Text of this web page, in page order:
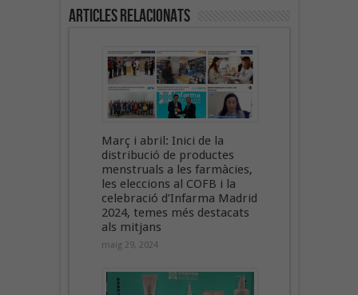
Articles Relacionats
Març i abril: Inici de la
distribució de productes
menstruals a les farmàcies,
les eleccions al COFB i la
celebració d’Infarma Madrid
2024, temes més destacats
als mitjans
maig 29, 2024